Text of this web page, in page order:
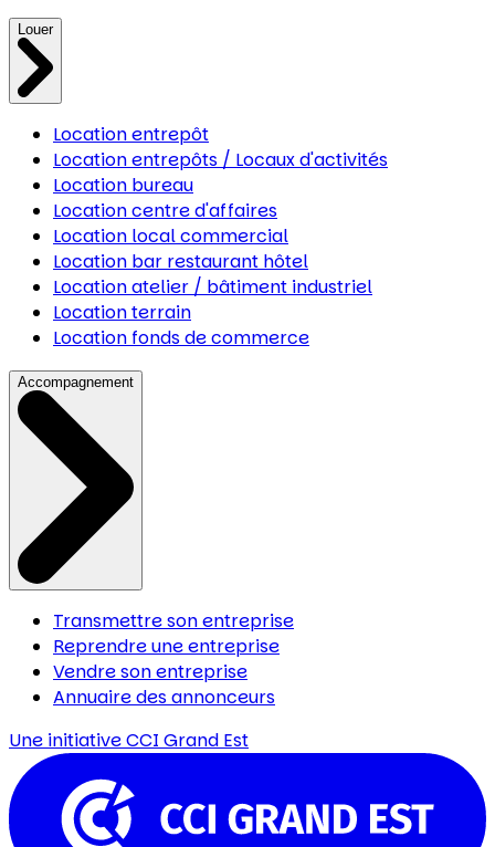
Louer
Location entrepôt
Location entrepôts / Locaux d'activités
Location bureau
Location centre d'affaires
Location local commercial
Location bar restaurant hôtel
Location atelier / bâtiment industriel
Location terrain
Location fonds de commerce
Accompagnement
Transmettre son entreprise
Reprendre une entreprise
Vendre son entreprise
Annuaire des annonceurs
Une initiativeCCI Grand Est